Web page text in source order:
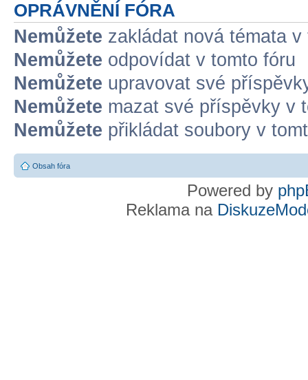
OPRÁVNĚNÍ FÓRA
Nemůžete zakládat nová témata v
Nemůžete odpovídat v tomto fóru
Nemůžete upravovat své
Nemůžete mazat své příspěvky v
Nemůžete přikládat soubory v
Obsah fóra
Powered by
Reklama na